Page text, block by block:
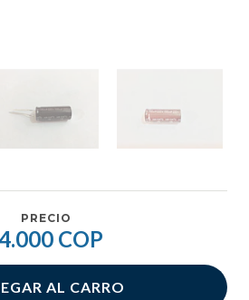
PRECIO
COP
AL CARRO